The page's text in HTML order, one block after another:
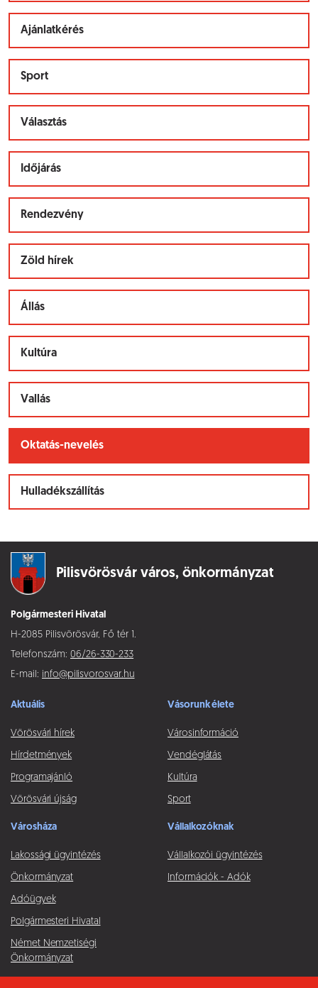
Ajánlatkérés
Sport
Választás
Időjárás
Rendezvény
Zöld hírek
Állás
Kultúra
Vallás
Oktatás-nevelés
Hulladékszállítás
Pilisvörösvár város, önkormányzat
Polgármesteri Hivatal
H-2085 Pilisvörösvár, Fő tér 1.
Telefonszám: 06/26-330-233
E-mail: info@pilisvorosvar.hu
Aktuális
Vörösvári hírek
Hírdetmények
Programajánló
Vörösvári újság
Vásorunk élete
Városinformáció
Vendéglátás
Kultúra
Sport
Városháza
Lakossági ügyintézés
Önkormányzat
Adóügyek
Polgármesteri Hivatal
Német Nemzetiségi
Önkormányzat
Vállalkozóknak
Vállalkozói ügyintézés
Információk - Adók